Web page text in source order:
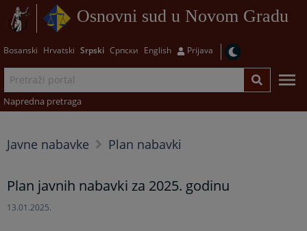
Osnovni sud u Novom Gradu
Bosanski Hrvatski Srpski Српски English Prijava
Napredna pretraga
Javne nabavke Plan nabavki
Plan javnih nabavki za 2025. godinu
13.01.2025.